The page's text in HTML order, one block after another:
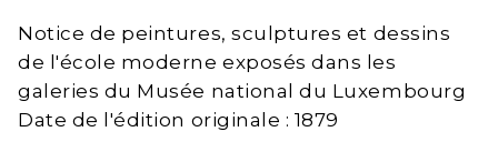
Notice de peintures, sculptures et dessins
de l'école moderne exposés dans les
galeries du Musée national du Luxembourg
Date de l'édition originale : 1879